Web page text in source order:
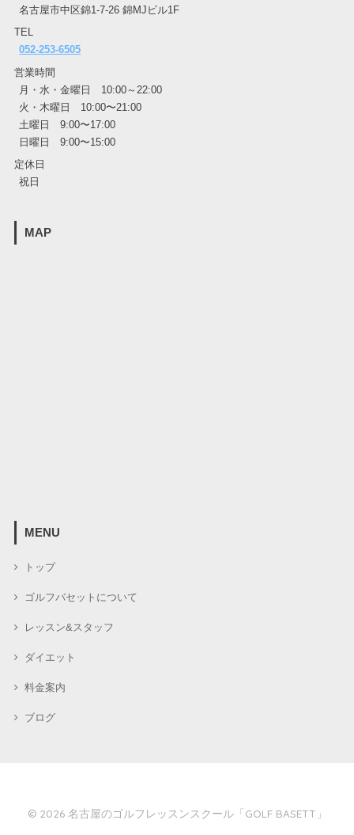
名古屋市中区錦1-7-26 錦MJビル1F
TEL
052-253-6505
営業時間
月・水・金曜日 10:00～22:00
火・木曜日 10:00〜21:00
土曜日 9:00〜17:00
日曜日 9:00〜15:00
定休日
祝日
MAP
MENU
トップ
ゴルフバセットについて
レッスン&スタッフ
ダイエット
料金案内
ブログ
© 2026 名古屋のゴルフレッスンスクール「GOLF BASETT」